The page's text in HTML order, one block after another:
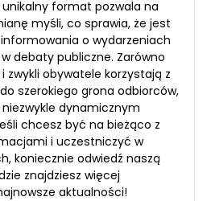
unikalny format pozwala na
myśli, co sprawia, że jest
o wydarzeniach
debaty publiczne. Zarówno
zwykli obywatele korzystają z
szerokiego grona odbiorców,
dynamicznym
chcesz być na bieżąco z
i uczestniczyć w
koniecznie odwiedź naszą
znajdziesz więcej
aktualności!